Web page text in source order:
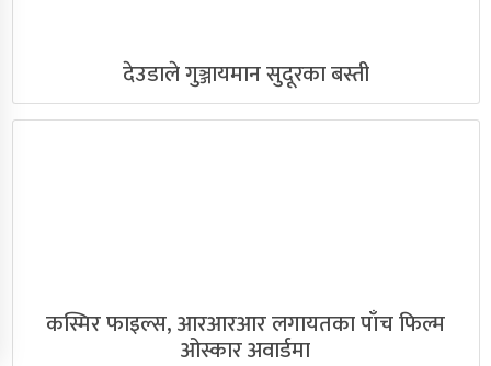
देउडाले गुञ्जायमान सुदूरका बस्ती
कस्मिर फाइल्स, आरआरआर लगायतका पाँच फिल्म
ओस्कार अवार्डमा